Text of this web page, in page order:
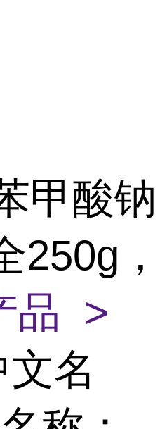
甲酸钠
250g，
品 >
名